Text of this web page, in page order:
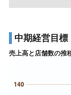
中期経営目標
売上高と店舗数の推